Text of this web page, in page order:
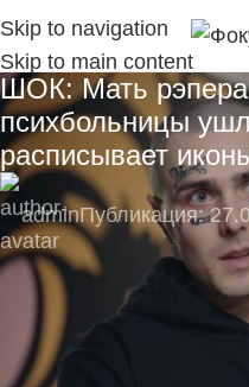
Skip to navigation
Skip to main content
ШОК: Мать рэпера
психбольницы
расписывает
adminПубликация:
🎁 Подпишитесь
эксклюзивные
Подпишитесь на наш